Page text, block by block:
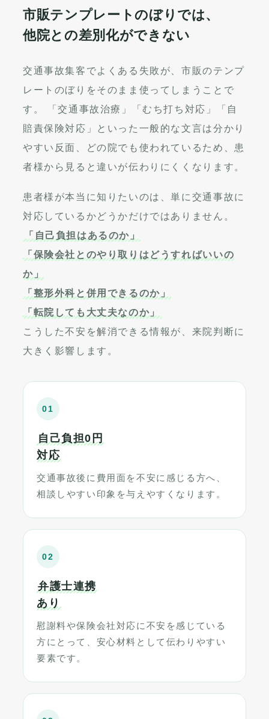
市販テンプレートのぼりでは、
他院との差別化ができない
交通事故集客でよくある失敗が、市販のテンプ
レートのぼりをそのまま使ってしまうことで
す。 「交通事故治療」「むち打ち対応」「自
賠責保険対応」といった一般的な文言は分かり
やすい反面、どの院でも使われているため、患
者様から見ると違いが伝わりにくくなります。
患者様が本当に知りたいのは、単に交通事故に
対応しているかどうかだけではありません。
「自己負担はあるのか」
「保険会社とのやり取りはどうすればいいの
か」
「整形外科と併用できるのか」
「転院しても大丈夫なのか」
こうした不安を解消できる情報が、来院判断に
大きく影響します。
01
自己負担0円
対応
交通事故後に費用面を不安に感じる方へ、
相談しやすい印象を与えやすくなります。
02
弁護士連携
あり
慰謝料や保険会社対応に不安を感じている
方にとって、安心材料として伝わりやすい
要素です。